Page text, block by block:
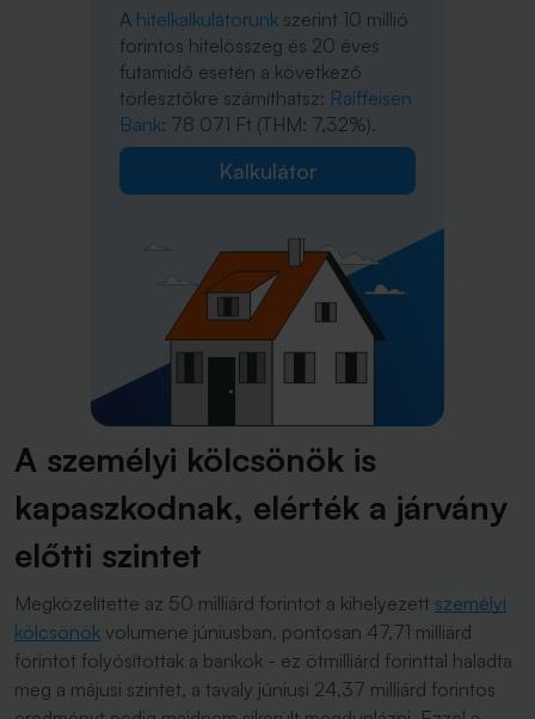
A hitelkalkulátorunk szerint 10 millió
forintos hitelösszeg és 20 éves
futamidő esetén a következő
törlesztőkre számíthatsz: Raiffeisen
Bank: 78 071 Ft (THM: 7,32%).
Kalkulátor
A személyi kölcsönök is
kapaszkodnak, elérték a járvány
előtti szintet
Megközelítette az 50 milliárd forintot a kihelyezett személyi
kölcsönök volumene júniusban, pontosan 47,71 milliárd
forintot folyósítottak a bankok - ez ötmilliárd forinttal haladta
meg a májusi szintet, a tavaly júniusi 24,37 milliárd forintos